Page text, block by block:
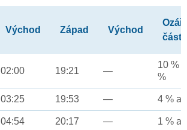
Východ Západ Východ
část
02:00 19:21 —
10 %
%
03:25 19:53 — 4 %
04:54 20:17 — 1 %